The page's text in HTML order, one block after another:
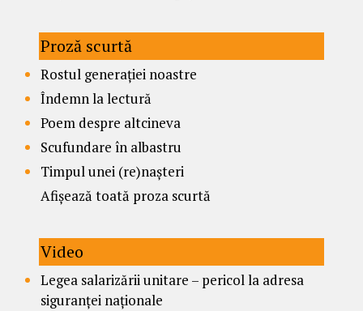
Proză scurtă
Rostul generației noastre
Îndemn la lectură
Poem despre altcineva
Scufundare în albastru
Timpul unei (re)nașteri
Afișează toată proza scurtă
Video
Legea salarizării unitare – pericol la adresa
siguranței naționale